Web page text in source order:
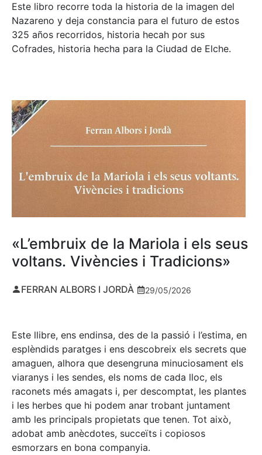
Este libro recorre toda la historia de la imagen del
Nazareno y deja constancia para el futuro de estos
325 años recorridos, historia hecah por sus
Cofrades, historia hecha para la Ciudad de Elche.
«L’embruix de la Mariola i els seus
voltans. Vivències i Tradicions»
FERRAN ALBORS I JORDÀ 29/05/2026
Este llibre, ens endinsa, des de la passió i l’estima, en
esplèndids paratges i ens descobreix els secrets que
amaguen, alhora que desengruna minuciosament els
viaranys i les sendes, els noms de cada lloc, els
raconets més amagats i, per descomptat, les plantes
i les herbes que hi podem anar trobant juntament
amb les principals propietats que tenen. Tot això,
adobat amb anècdotes, succeïts i copiosos
esmorzars en bona companyia.